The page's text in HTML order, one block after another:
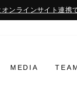
オンラインサイト連携
MEDIA